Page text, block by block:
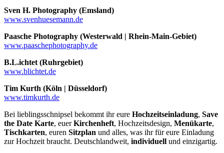
Sven H. Photography (Emsland)
www.svenhuesemann.de
Paasche Photography (Westerwald | Rhein-Main-Gebiet)
www.paaschephotography.de
B.L.ichtet (Ruhrgebiet)
www.blichtet.de
Tim Kurth (Köln | Düsseldorf)
www.timkurth.de
Bei lieblingsschnipsel bekommt ihr eure Hochzeitseinladung, Save
the Date Karte, euerKirchenheft, Hochzeitsdesign, Menükarte,
Tischkarten, euren Sitzplan und alles, was ihr für eure Einladung
zur Hochzeit braucht. Deutschlandweit, individuell und einzigartig.